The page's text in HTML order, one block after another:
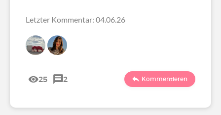
Letzter Kommentar: 04.06.26
25 2 Kommentieren